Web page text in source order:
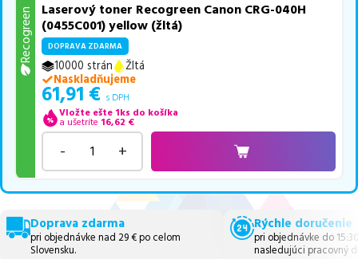
Recogreen Laserový toner Recogreen Canon CRG-040H
(0455C001) yellow (žltá)
DOPRAVA ZDARMA
10000 strán
Žltá
Naskladňujeme
61,91 € s DPH
Vložte ešte 1ks do košíka
a ušetríte 16,62 €
- +
Doprava zdarma
pri objednávke nad 29 € po celom
Slovensku.
Rýchle doručenie
pri objednávke do
nasledujúci pracovný